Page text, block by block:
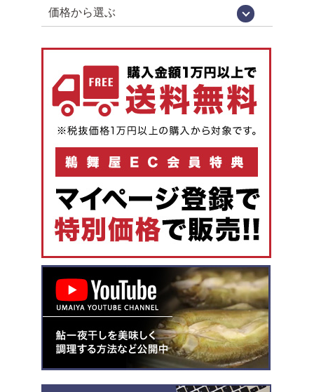
価格から選ぶ
1,000円未満
1,000円～
2,000円～
3,000円～
4,000円～
5,000円以上